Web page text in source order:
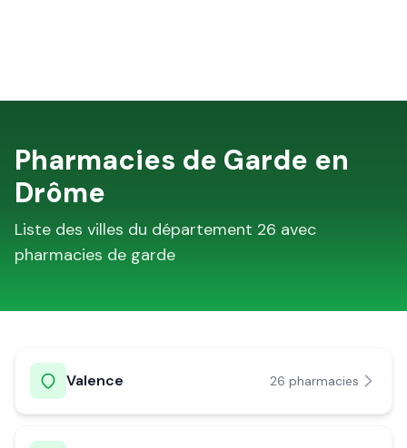
Pharmacies de Garde en
Drôme
Liste des villes du département 26 avec
pharmacies de garde
Valence 26 pharmacies